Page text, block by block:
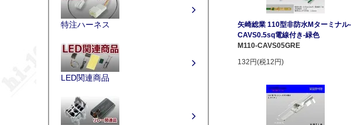
矢崎総業 110型非防水Mターミナル-
CAVS0.5sq電線付き-緑色
M110-CAVS05GRE
132円(税12円)
特注ハーネス
LED関連商品